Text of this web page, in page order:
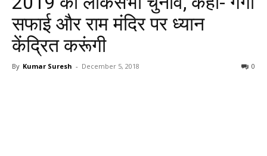
सफाई और राम मंदिर पर ध्यान
केंद्रित करूंगी
By Kumar Suresh - December 5, 2018 0